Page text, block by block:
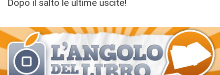
Dopo il salto le ultime uscite!